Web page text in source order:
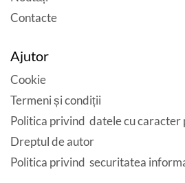
Contacte
Ajutor
Cookie
Termeni și condiții
Politica privind datele cu caracter
Dreptul de autor
Politica privind securitatea